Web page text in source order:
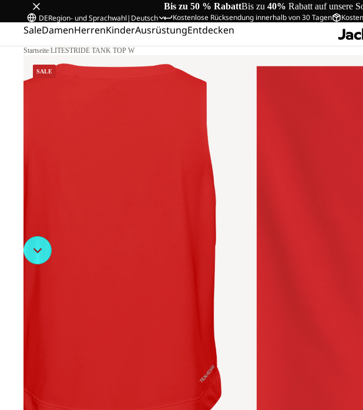
Bis zu 50 % RabattBis zu 40% Rabatt auf unsere
Kostenlose Rücksendung innerhalb von 30 Tagen
DERegion- und Sprachwahl| Deutsch
SaleDamenHerrenKinderAusrüstungEntdecken
Startseite/LITESTRIDE TANK TOP W
SALE